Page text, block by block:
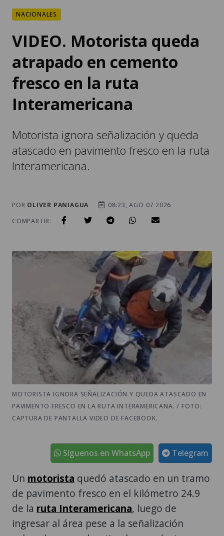
NACIONALES
VIDEO. Motorista queda
atrapado en cemento
fresco en la ruta
Interamericana
Motorista ignora señalización y queda
atascado en pavimento fresco en la ruta
Interamericana.
POR OLIVER PANIAGUA
08:23, AGO 07 2026
COMPARTIR:
MOTORISTA IGNORA SEÑALIZACIÓN Y QUEDA ATASCADO EN
PAVIMENTO FRESCO EN LA RUTA INTERAMERICANA. / FOTO:
CAPTURA DE PANTALLA VIDEO DE FACEBOOK.
Telegram
Síguenos en WhatsApp
Un motorista quedó atascado en un tramo
de pavimento fresco en el kilómetro 24.9
de la ruta Interamericana, luego de
ingresar al área pese a la señalización